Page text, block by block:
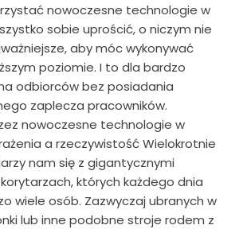
nowoczesne technologie w
sobie uprościć, o niczym nie
aby móc wykonywać
poziomie. I to dla bardzo
odbiorców bez posiadania
zaplecza pracowników.
nowoczesne technologie w
a rzeczywistość Wielokrotnie
nam się z gigantycznymi
których każdego dnia
wiele osób. Zazwyczaj ubranych w
lub inne podobne stroje rodem z